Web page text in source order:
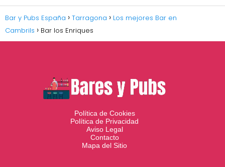
Bar y Pubs España Tarragona
Los mejores Bar en
Cambrils
Bar los Enriques
Política de Cookies
Política de Privacidad
Aviso Legal
Contacto
Mapa del Sitio